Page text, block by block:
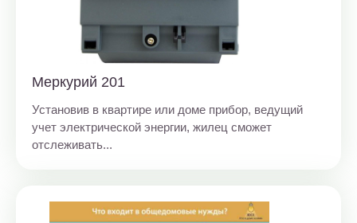
Меркурий 201
Установив в квартире или доме прибор, ведущий
учет электрической энергии, жилец сможет
отслеживать...